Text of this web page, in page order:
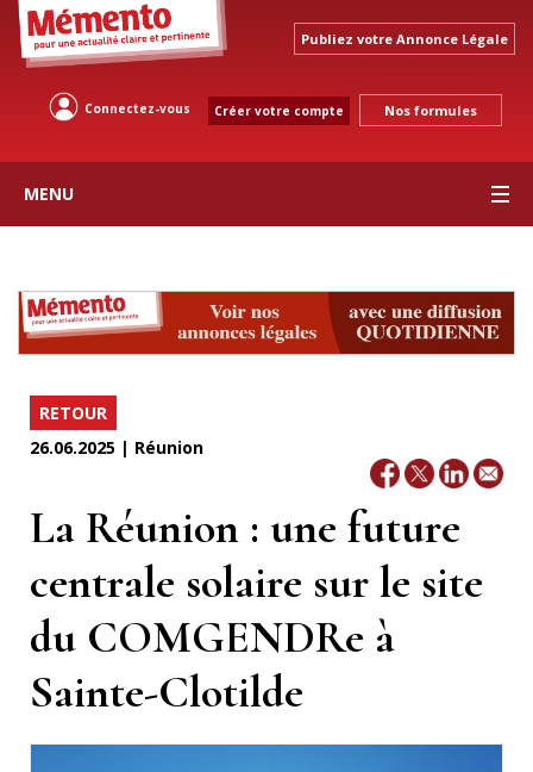
Publiez votre Annonce Légale
Connectez-vous Créer votre compte Nos formules
MENU
RETOUR
26.06.2025 | Réunion
La Réunion : une future
centrale solaire sur le site
du COMGENDRe à
Sainte-Clotilde